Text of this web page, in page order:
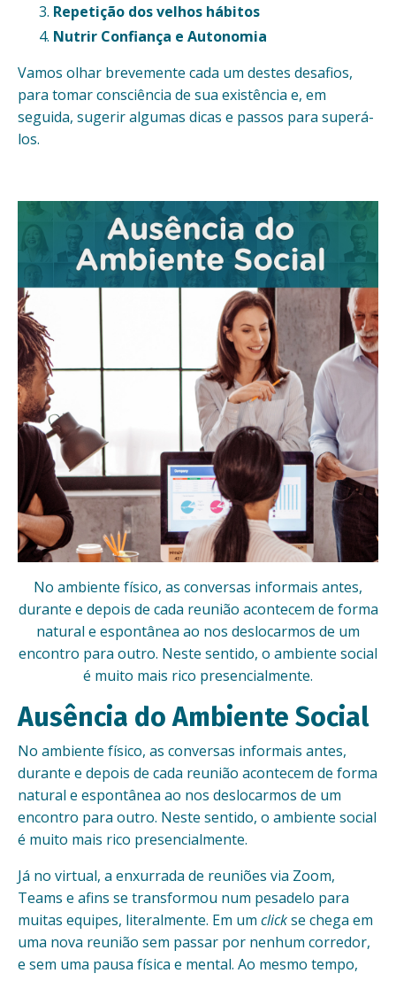
Repetição dos velhos hábitos
Nutrir Confiança e Autonomia
Vamos olhar brevemente cada um destes desafios,
para tomar consciência de sua existência e, em
seguida, sugerir algumas dicas e passos para superá-
los.
No ambiente físico, as conversas informais antes,
durante e depois de cada reunião acontecem de forma
natural e espontânea ao nos deslocarmos de um
encontro para outro. Neste sentido, o ambiente social
é muito mais rico presencialmente.
Ausência do Ambiente Social
No ambiente físico, as conversas informais antes,
durante e depois de cada reunião acontecem de forma
natural e espontânea ao nos deslocarmos de um
encontro para outro. Neste sentido, o ambiente social
é muito mais rico presencialmente.
Já no virtual, a enxurrada de reuniões via Zoom,
Teams e afins se transformou num pesadelo para
muitas equipes, literalmente. Em um clickse chega em
uma nova reunião sem passar por nenhum corredor,
e sem uma pausa física e mental. Ao mesmo tempo,